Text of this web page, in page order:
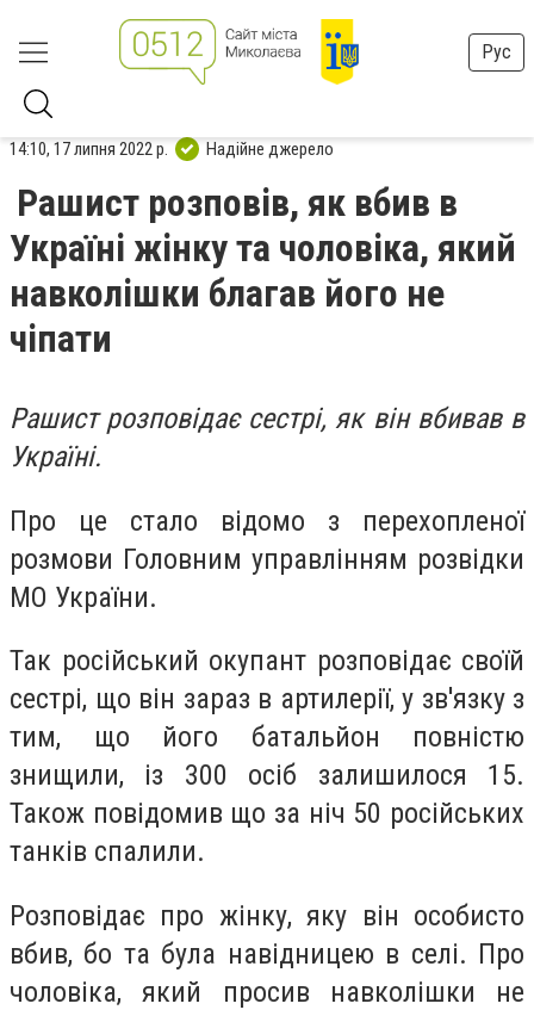
Рус
14:10, 17 липня 2022 р. Надійне джерело
Рашист розповів, як вбив в
Україні жінку та чоловіка, який
навколішки благав його не
чіпати
Рашист розповідає сестрі, як він вбивав в
Україні.
Про це стало відомо з перехопленої
розмови Головним управлінням розвідки
МО України.
Так російський окупант розповідає своїй
сестрі, що він зараз в артилерії, у зв'язку з
тим, що його батальйон повністю
знищили, із 300 осіб залишилося 15.
Також повідомив що за ніч 50 російських
танків спалили.
Розповідає про жінку, яку він особисто
вбив, бо та була навідницею в селі. Про
чоловіка, який просив навколішки не